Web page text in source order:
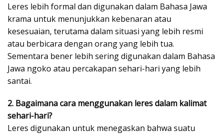
Leres lebih formal dan digunakan dalam Bahasa Jawa
krama untuk menunjukkan kebenaran atau
kesesuaian, terutama dalam situasi yang lebih resmi
atau berbicara dengan orang yang lebih tua.
Sementara bener lebih sering digunakan dalam Bahasa
Jawa ngoko atau percakapan sehari-hari yang lebih
santai.
2. Bagaimana cara menggunakan leres dalam kalimat
sehari-hari?
Leres digunakan untuk menegaskan bahwa suatu